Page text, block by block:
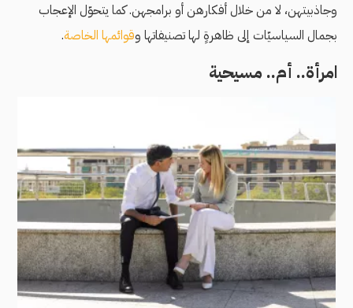
وجاذبيتهن، لا من خلال أفكارهن أو برامجهن. كما يتحوّل الإعجاب
بجمال السياسيّات إلى ظاهرةٍ لها تصنيفاتها وقوائمها الخاصة.
امرأة.. أم.. مسيحية